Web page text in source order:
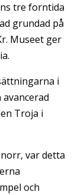
tre forntida
grundad på
Museet ger
i
avancerad
Troja i
var detta
och